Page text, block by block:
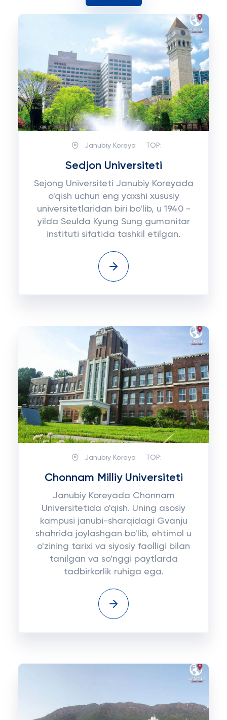
Janubiy Koreya TOP:
Sedjon Universiteti
Sejong Universiteti Janubiy Koreyada
o'qish uchun eng yaxshi xususiy
universitetlaridan biri bo'lib, u 1940 -
yilda Seulda Kyung Sung gumanitar
instituti sifatida tashkil etilgan.
Janubiy Koreya TOP:
Chonnam Milliy Universiteti
Janubiy Koreyada Chonnam
Universitetida o'qish. Uning asosiy
kampusi janubi-sharqidagi Gvanju
shahrida joylashgan bo'lib, ehtimol u
o'zining tarixi va siyosiy faolligi bilan
tanilgan va so'nggi paytlarda
tadbirkorlik ruhiga ega.